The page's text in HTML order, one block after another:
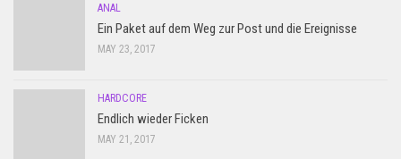
ANAL
Ein Paket auf dem Weg zur Post und die Ereignisse
MAY 23, 2017
HARDCORE
Endlich wieder Ficken
MAY 21, 2017